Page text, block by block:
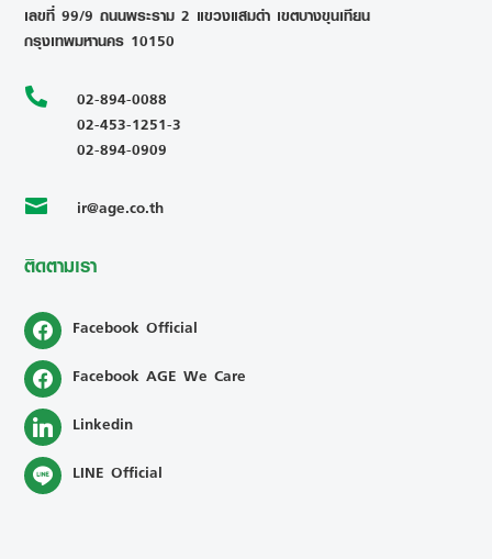
เลขที่ 99/9 ถนนพระราม 2 แขวงแสมดำ เขตบางขุนเทียน
กรุงเทพมหานคร 10150

02-894-0088
02-453-1251-3
02-894-0909
 ir@age.co.th
ติดตามเรา
Facebook Official
Facebook AGE We Care
Linkedin
LINE Official